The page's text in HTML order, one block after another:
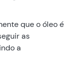
que o óleo é
as
a